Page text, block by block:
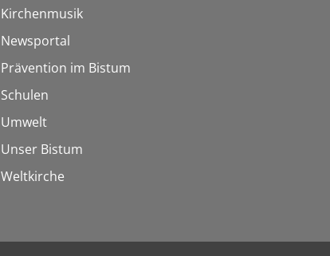
Kirchenmusik
Newsportal
Prävention im Bistum
Schulen
Umwelt
Unser Bistum
Weltkirche